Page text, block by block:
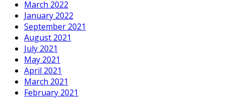
March 2022
January 2022
September 2021
August 2021
July 2021
May 2021
April 2021
March 2021
February 2021